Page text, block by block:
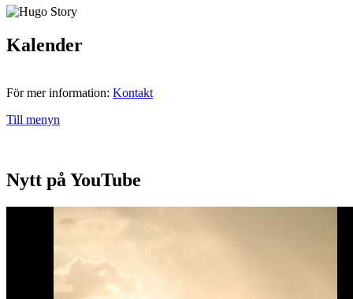
Kalender
För mer information: Kontakt
Till menyn
Nytt på YouTube